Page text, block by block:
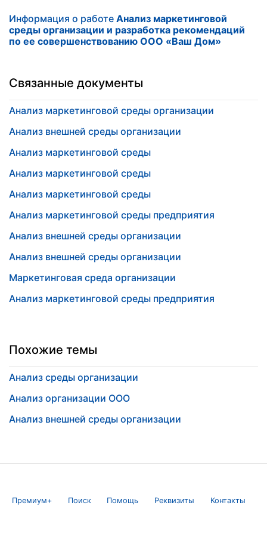
Информация о работе Анализ маркетинговой
среды организации и разработка рекомендаций
по ее совершенствованию ООО «Ваш Дом»
Связанные документы
Анализ маркетинговой среды организации
Анализ внешней среды организации
Анализ маркетинговой среды
Анализ маркетинговой среды
Анализ маркетинговой среды
Анализ маркетинговой среды предприятия
Анализ внешней среды организации
Анализ внешней среды организации
Маркетинговая среда организации
Анализ маркетинговой среды предприятия
Похожие темы
Анализ среды организации
Анализ организации ООО
Анализ внешней среды организации
Премиум+ Поиск Помощь Реквизиты Контакты